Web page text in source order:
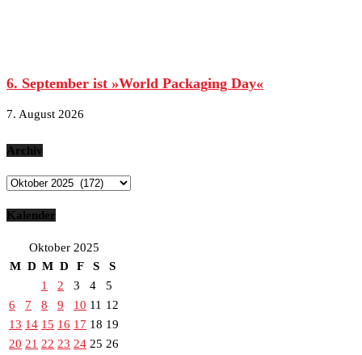
6. September ist »World Packaging Day«
7. August 2026
Archiv
Archiv
Kalender
Oktober 2025
M D M D F S
S
1
2 3 4
5
6
7 8 9 10 11 12
13 14 15 16 17 18 19
20 21 22 23 24 25 26